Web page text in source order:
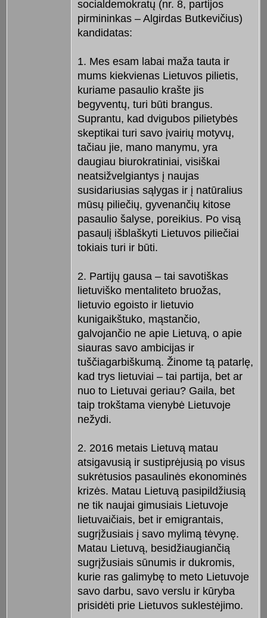
socialdemokratų (nr. 8, partijos
pirmininkas – Algirdas Butkevičius)
kandidatas:
1. Mes esam labai maža tauta ir
mums kiekvienas Lietuvos pilietis,
kuriame pasaulio krašte jis
begyventų, turi būti brangus.
Suprantu, kad dvigubos pilietybės
skeptikai turi savo įvairių motyvų,
tačiau jie, mano manymu, yra
daugiau biurokratiniai, visiškai
neatsižvelgiantys į naujas
susidariusias sąlygas ir į natūralius
mūsų piliečių, gyvenančių kitose
pasaulio šalyse, poreikius. Po visą
pasaulį išblaškyti Lietuvos piliečiai
tokiais turi ir būti.
2. Partijų gausa – tai savotiškas
lietuviško mentaliteto bruožas,
lietuvio egoisto ir lietuvio
kunigaikštuko, mąstančio,
galvojančio ne apie Lietuvą, o apie
siauras savo ambicijas ir
tuščiagarbiškumą. Žinome tą patarlę,
kad trys lietuviai – tai partija, bet ar
nuo to Lietuvai geriau? Gaila, bet
taip trokštama vienybė Lietuvoje
nežydi.
2. 2016 metais Lietuvą matau
atsigavusią ir sustiprėjusią po visus
sukrėtusios pasaulinės ekonominės
krizės. Matau Lietuvą pasipildžiusią
ne tik naujai gimusiais Lietuvoje
lietuvaičiais, bet ir emigrantais,
sugrįžusiais į savo mylimą tėvynę.
Matau Lietuvą, besidžiaugiančią
sugrįžusiais sūnumis ir dukromis,
kurie ras galimybę to meto Lietuvoje
savo darbu, savo verslu ir kūryba
prisidėti prie Lietuvos suklestėjimo.